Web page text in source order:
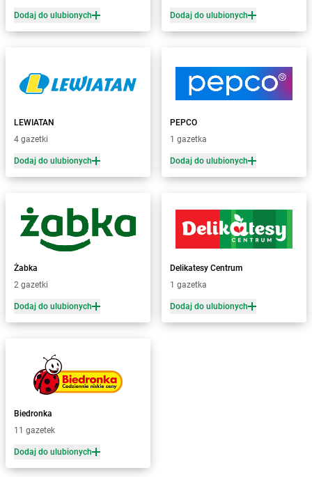
Żabka Bąków
Żabka Baranowo
Żabka Barcin
Żabka Bardo
Żabka Barlinek
Żabka Barniewice
Żabka Bartąg
Żabka
Baruchowo
Żabka Barwałd Średni
Barwice
Żabka
Bęczków
Żabka Bełchatów
Żabka Bełsznica
Bestwina
Żabka Bestwinka
Żabka Bezrzecze
Żabka BG1
Żabka Biała
Żabka
Biała Druga
Dodaj do ulubionych Dodaj do ulubionych
LEWIATAN
4 gazetki
Dodaj do ulubionych
PEPCO
1 gazetka
Dodaj do ulubionych
Żabka
2 gazetki
Dodaj do ulubionych
Delikatesy Centrum
1 gazetka
Dodaj do ulubionych
Biedronka
11 gazetek
Dodaj do ulubionych